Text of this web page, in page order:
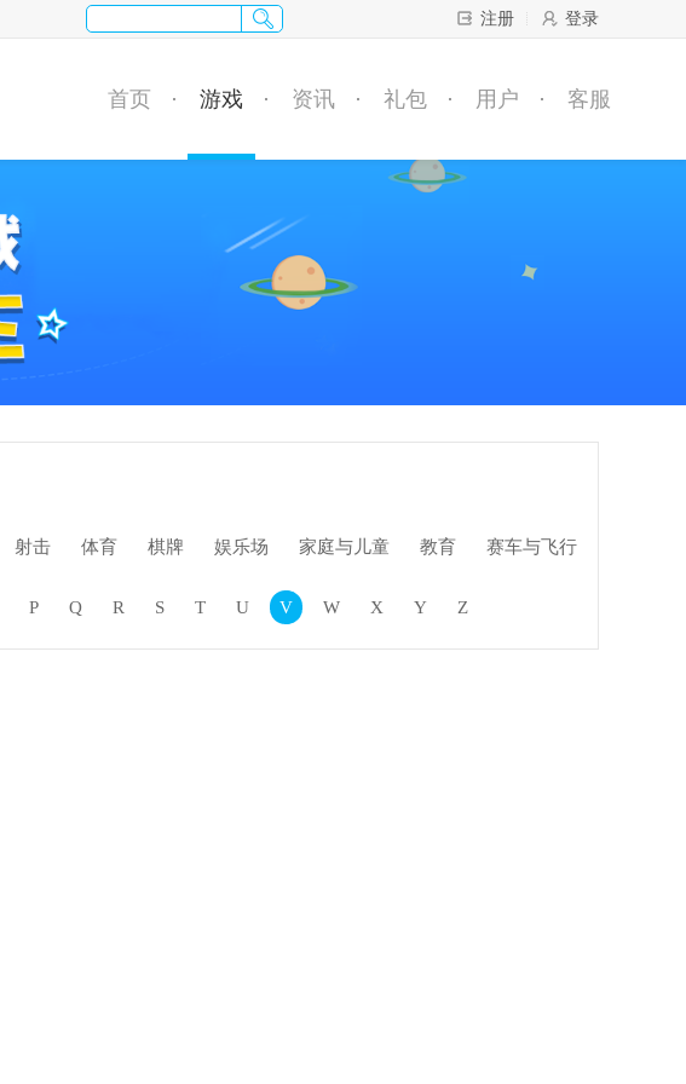
注册 登录
首页 游戏 资讯 礼包 用户 客服
射击 体育 棋牌 娱乐场 家庭与儿童 教育 赛车与飞行
P Q R S T U V W X Y Z